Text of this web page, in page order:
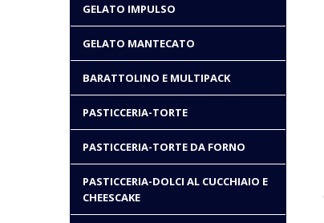
GELATO IMPULSO
GELATO MANTECATO
BARATTOLINO E MULTIPACK
PASTICCERIA-TORTE
PASTICCERIA-TORTE DA FORNO
PASTICCERIA-DOLCI AL CUCCHIAIO E
CHEESCAKE